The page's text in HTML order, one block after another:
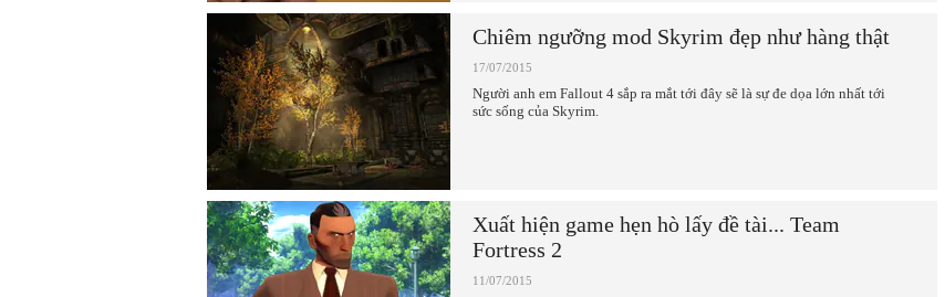
Chiêm ngưỡng mod Skyrim đẹp như hàng thật
17/07/2015
Người anh em Fallout 4 sắp ra mắt tới đây sẽ là sự đe dọa lớn nhất tới
sức sống của Skyrim.
Xuất hiện game hẹn hò lấy đề tài... Team
Fortress 2
11/07/2015